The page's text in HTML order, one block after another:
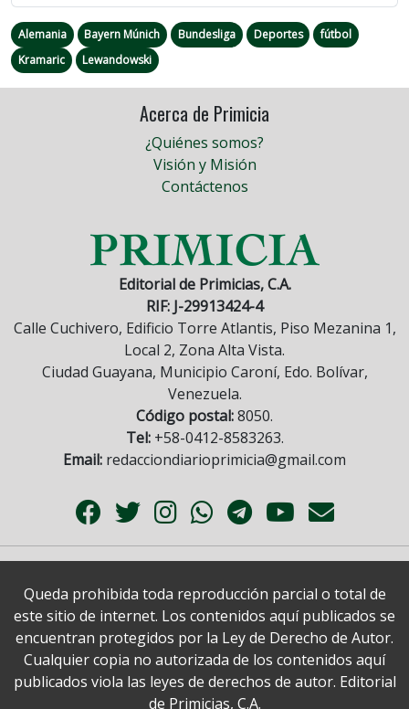
Alemania Bayern Múnich Bundesliga Deportes
fútbol
Kramaric
Lewandowski
Acerca de Primicia
¿Quiénes somos?
Visión y Misión
Contáctenos
Editorial de Primicias, C.A.
RIF: J-29913424-4
Calle Cuchivero, Edificio Torre Atlantis, Piso Mezanina 1,
Local 2, Zona Alta Vista.
Ciudad Guayana, Municipio Caroní, Edo. Bolívar,
Venezuela.
Código postal:8050.
Tel:+58-0412-8583263.
Email: redacciondiarioprimicia@gmail.com
Queda prohibida toda reproducción parcial o total de
este sitio de internet. Los contenidos aquí publicados se
encuentran protegidos por la Ley de Derecho de Autor.
Cualquier copia no autorizada de los contenidos aquí
publicados viola las leyes de derechos de autor. Editorial
de Primicias, C.A.